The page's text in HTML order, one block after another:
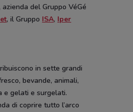
, azienda del Gruppo VéGé
, il Gruppo ISA, Iper
in sette grandi
bevande, animali,
e gelati e surgelati.
di coprire tutto l’arco